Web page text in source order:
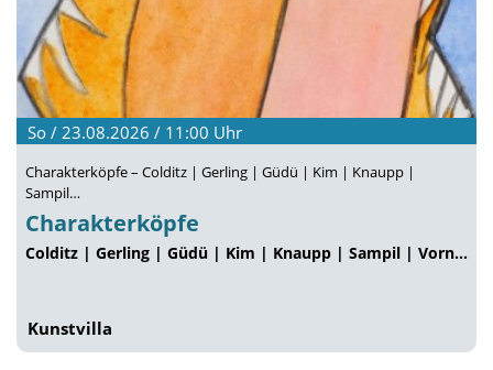
So / 23.08.2026 / 11:00 Uhr
Charakterköpfe – Colditz | Gerling | Güdü | Kim | Knaupp |
Sampil…
Charakterköpfe
Colditz | Gerling | Güdü | Kim | Knaupp | Sampil | Vorn…
Kunstvilla